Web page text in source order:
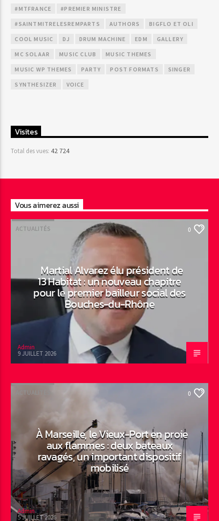
#MTFRANCE #PREMIER MINISTRE
#SAINTMITRELESREMPARTS AUTHORS BIGFLO ET OLI
COOL MUSIC DJ DRUM MACHINE EDM GALLERY
MC SOLAAR MUSIC CLUB MUSIC THEMES
MUSIC WP THEMES PARTY POST FORMATS SINGER
SYNTHESIZER VOICE
Visites
Total des vues:42 724
Vous aimerez aussi
ACTUALITÉS 0
Martial Alvarez élu président de
13 Habitat : un nouveau chapitre
pour le premier bailleur social des
Bouches-du-Rhône
Admin
9 JUILLET 2026
ACTUALITÉS 0
À Marseille, le Vieux-Port en proie
aux flammes : deux bateaux
ravagés, un important dispositif
mobilisé
Admin
5 JUILLET 2026